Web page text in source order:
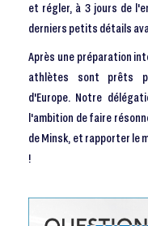
et régler, à 3 jours de
derniers petits détails
Après une préparation
athlètes sont prêts
d'Europe. Notre
l'ambition de faire
de Minsk, et rapporter le
!